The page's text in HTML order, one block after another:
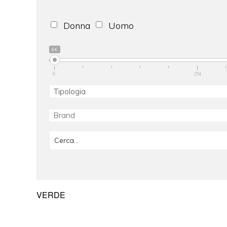
Donna Uomo
6€
6 254
Tipologia
VERDE